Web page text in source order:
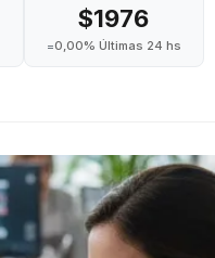
$1976
=0,00% Últimas 24 hs